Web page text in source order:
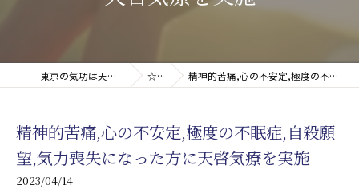
東京の気功は天啓気療院(天啓気功療法治療院) ☆ブログ 精神的苦痛,心の不安定,極度の不眠症,自殺願望,気力喪失になった方に天啓気療を実施
精神的苦痛,心の不安定,極度の不眠症,自殺願
望,気力喪失になった方に天啓気療を実施
2023/04/14